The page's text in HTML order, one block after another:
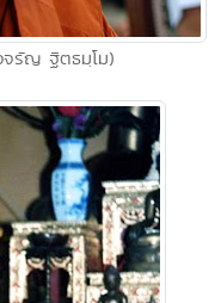
จรัญ ฐิตธมฺโม)